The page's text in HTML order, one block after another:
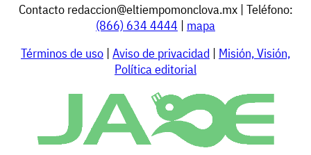
Contacto redaccion@eltiempomonclova.mx| Teléfono:
(866) 634 4444 | mapa
Términos de uso | Aviso de privacidad | Misión, Visión,
Política editorial